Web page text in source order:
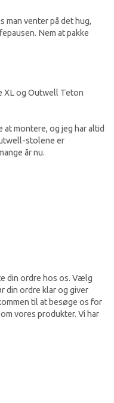
man venter på det hug,
Nem at pakke
XL og Outwell Teton
at montere, og jeg har altid
stolene er
år nu.
din ordre hos os. Vælg
din ordre klar og giver
til at besøge os for
vores produkter. Vi har